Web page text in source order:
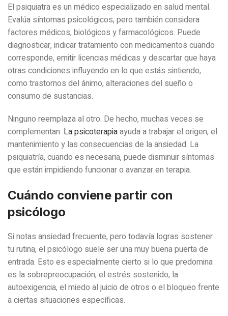
El psiquiatra es un médico especializado en salud mental.
Evalúa síntomas psicológicos, pero también considera
factores médicos, biológicos y farmacológicos. Puede
diagnosticar, indicar tratamiento con medicamentos cuando
corresponde, emitir licencias médicas y descartar que haya
otras condiciones influyendo en lo que estás sintiendo,
como trastornos del ánimo, alteraciones del sueño o
consumo de sustancias.
Ninguno reemplaza al otro. De hecho, muchas veces se
complementan. La psicoterapiaayuda a trabajar el origen, el
mantenimiento y las consecuencias de la ansiedad. La
psiquiatría, cuando es necesaria, puede disminuir síntomas
que están impidiendo funcionar o avanzar en terapia.
Cuándo conviene partir con
psicólogo
Si notas ansiedad frecuente, pero todavía logras sostener
tu rutina, el psicólogo suele ser una muy buena puerta de
entrada. Esto es especialmente cierto si lo que predomina
es la sobrepreocupación, el estrés sostenido, la
autoexigencia, el miedo al juicio de otros o el bloqueo frente
a ciertas situaciones específicas.